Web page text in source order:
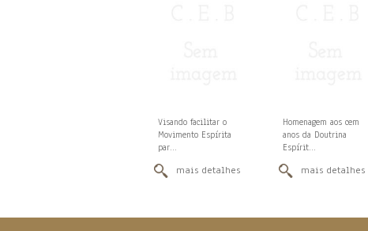
Visando facilitar o
Movimento Espírita
par...
mais detalhes
Homenagem aos cem
anos da Doutrina
Espírit...
mais detalhes